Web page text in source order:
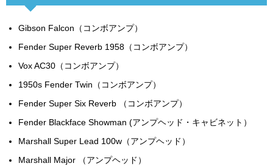
Gibson Falcon（コンボアンプ）
Fender Super Reverb 1958（コンボアンプ）
Vox AC30（コンボアンプ）
1950s Fender Twin（コンボアンプ）
Fender Super Six Reverb （コンボアンプ）
Fender Blackface Showman (アンプヘッド・キャビネット）
Marshall Super Lead 100w（アンプヘッド）
Marshall Major （アンプヘッド）